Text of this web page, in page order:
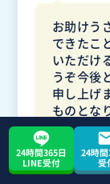
お助けう
できたこ
いただけ
うぞ今後
申し上げ
ものとな
24時間365日
LINE受付
24時
受